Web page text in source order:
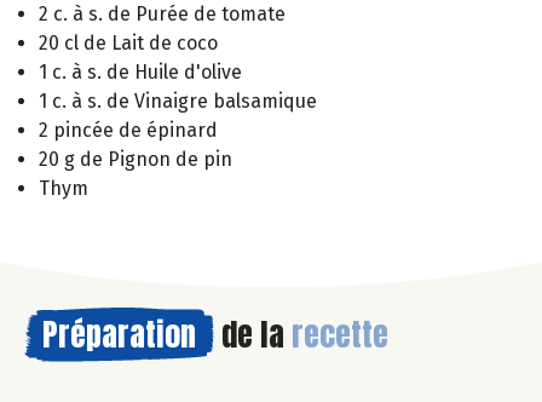
2 c. à s. de Purée de tomate
20 cl de Lait de coco
1 c. à s. de Huile d'olive
1 c. à s. de Vinaigre balsamique
2 pincée de épinard
20 g de Pignon de pin
Thym
Préparation de la recette